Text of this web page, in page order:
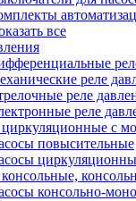
все
реле
реле
реле
с
повысительные
консольно-